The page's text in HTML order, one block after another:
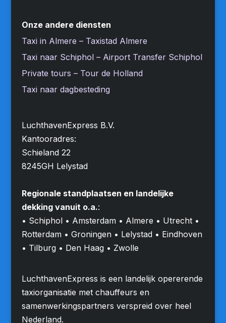
Onze andere diensten
Taxi in Almere – Taxistad Almere
Taxi naar Schiphol – Airport Transfer Schiphol
Private tours – Tour de Holland
Taxi naar dagbesteding
LuchthavenExpress B.V.
Kantooradres:
Schieland 22
8245GH Lelystad
Regionale standplaatsen en landelijke
dekking vanuit o.a.:
• Schiphol • Amsterdam • Almere • Utrecht •
Rotterdam • Groningen • Lelystad • Eindhoven
• Tilburg • Den Haag • Zwolle
LuchthavenExpress is een landelijk opererende
taxiorganisatie met chauffeurs en
samenwerkingspartners verspreid over heel
Nederland.